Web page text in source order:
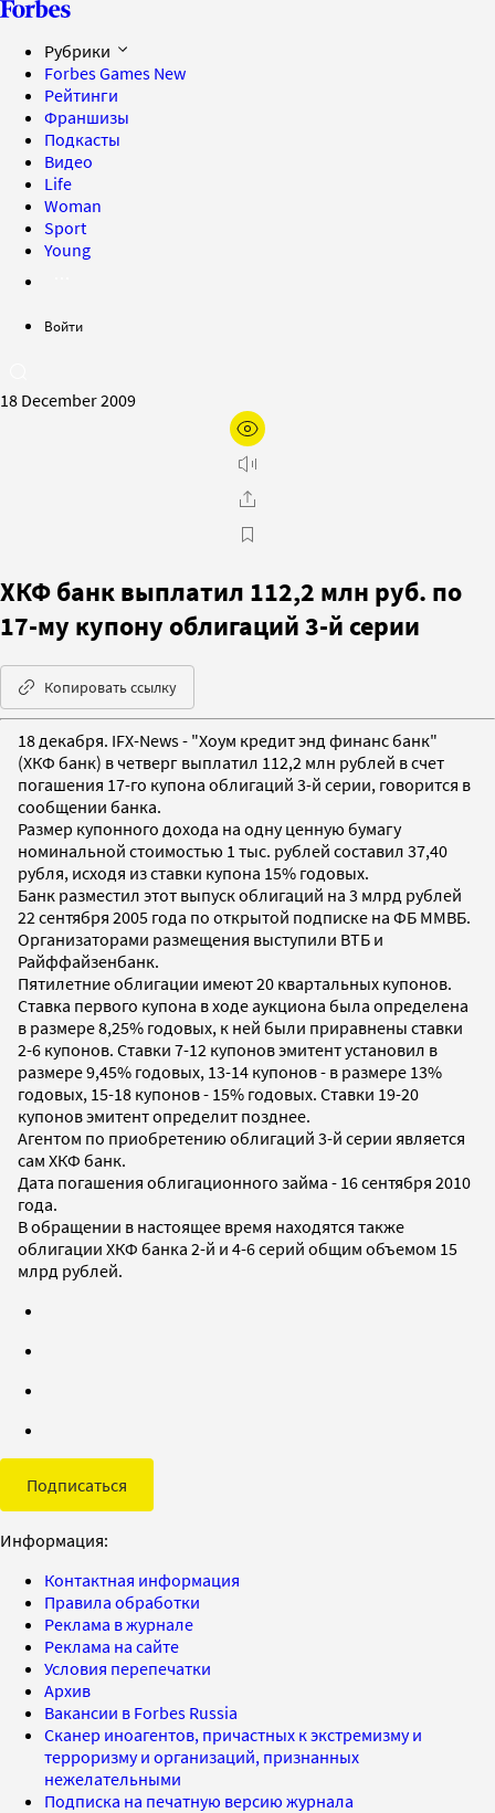
Рубрики
Forbes Games New
Рейтинги
Франшизы
Подкасты
Видео
Life
Woman
Sport
Young
Войти
18 December 2009
ХКФ банк выплатил 112,2 млн руб. по
17-му купону облигаций 3-й серии
Копировать ссылку
18 декабря. IFX-News - "Хоум кредит энд финанс банк"
(ХКФ банк) в четверг выплатил 112,2 млн рублей в счет
погашения 17-го купона облигаций 3-й серии, говорится в
сообщении банка.
Размер купонного дохода на одну ценную бумагу
номинальной стоимостью 1 тыс. рублей составил 37,40
рубля, исходя из ставки купона 15% годовых.
Банк разместил этот выпуск облигаций на 3 млрд рублей
22 сентября 2005 года по открытой подписке на ФБ ММВБ.
Организаторами размещения выступили ВТБ и
Райффайзенбанк.
Пятилетние облигации имеют 20 квартальных купонов.
Ставка первого купона в ходе аукциона была определена
в размере 8,25% годовых, к ней были приравнены ставки
2-6 купонов. Ставки 7-12 купонов эмитент установил в
размере 9,45% годовых, 13-14 купонов - в размере 13%
годовых, 15-18 купонов - 15% годовых. Ставки 19-20
купонов эмитент определит позднее.
Агентом по приобретению облигаций 3-й серии является
сам ХКФ банк.
Дата погашения облигационного займа - 16 сентября 2010
года.
В обращении в настоящее время находятся также
облигации ХКФ банка 2-й и 4-6 серий общим объемом 15
млрд рублей.
Подписаться
Информация:
Контактная информация
Правила обработки
Реклама в журнале
Реклама на сайте
Условия перепечатки
Архив
Вакансии в Forbes Russia
Сканер иноагентов, причастных к экстремизму и
терроризму и организаций, признанных
нежелательными
Подписка на печатную версию журнала